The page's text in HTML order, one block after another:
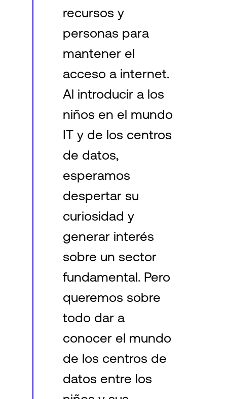
recursos y
personas para
mantener el
acceso a internet.
Al introducir a los
niños en el mundo
IT y de los centros
de datos,
esperamos
despertar su
curiosidad y
generar interés
sobre un sector
fundamental. Pero
queremos sobre
todo dar a
conocer el mundo
de los centros de
datos entre los